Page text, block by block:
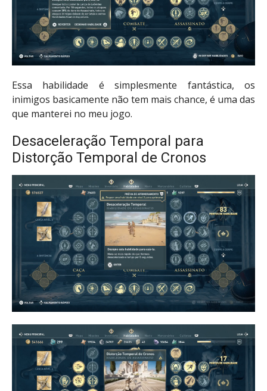
Essa habilidade é simplesmente fantástica, os
inimigos basicamente não tem mais chance, é uma das
que manterei no meu jogo.
Desaceleração Temporal para
Distorção Temporal de Cronos